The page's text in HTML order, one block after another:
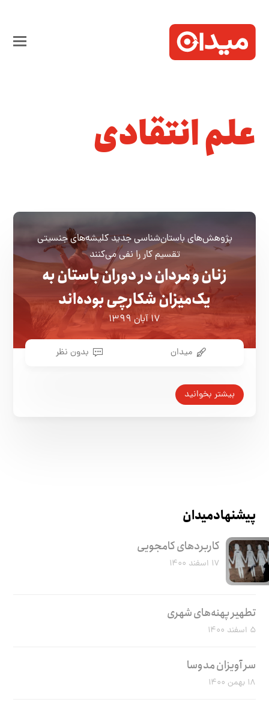
علم انتقادی
پژوهش‌های باستان‌شناسی جدید کلیشه‌های جنسیتی
تقسیم‌ کار را نفی می‌کنند
زنان و مردان در دوران باستان به
یک‌میزان شکارچی بوده‌اند
۱۷ آبان ۱۳۹۹
میدان بدون نظر
بیشتر بخوانید
پیشنهاد میدان
کاربرد‌های کامجویی
۱۷ اسفند ۱۴۰۰
تطهیر پهنه‌های شهری
۵ اسفند ۱۴۰۰
سر آویزان مدوسا
۱۸ بهمن ۱۴۰۰